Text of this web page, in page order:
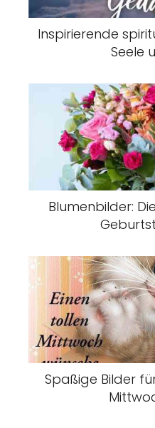
Inspirierende
Seele
Blumenbilder:
Spaßige Bilder